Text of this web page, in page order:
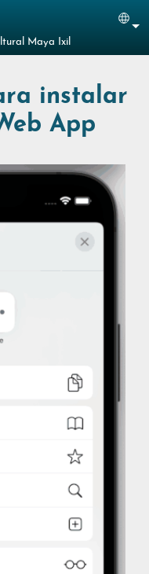
Maya Ixil
instalar
App